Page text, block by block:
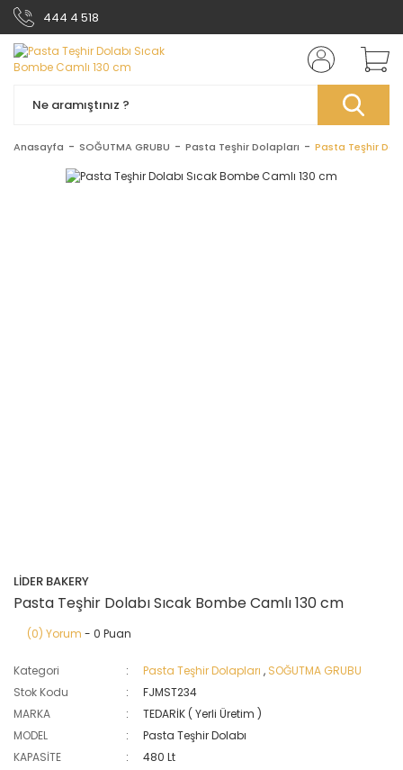
444 4 518
Anasayfa SOĞUTMA GRUBU Pasta Teşhir Dolapları Pasta Teşhir
LİDER BAKERY
Pasta Teşhir Dolabı Sıcak Bombe Camlı 130 cm
(0) Yorum - 0 Puan
Kategori Pasta Teşhir Dolapları , SOĞUTMA GRUBU
Stok Kodu
FJMST234
MARKA
TEDARİK ( Yerli Üretim )
MODEL
Pasta Teşhir Dolabı
KAPASİTE
480 Lt